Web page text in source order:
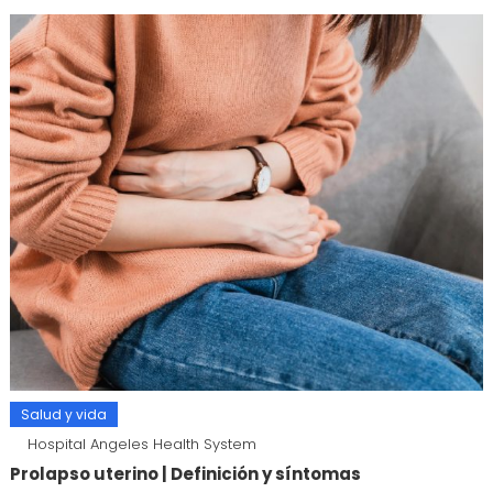
Salud y vida
Hospital Angeles Health System
Prolapso uterino | Definición y síntomas